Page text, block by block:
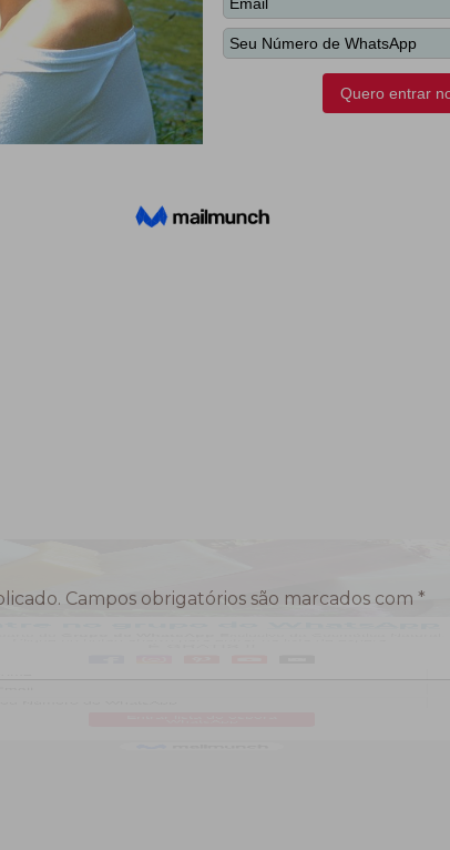
Campos obrigatórios são marcados com *